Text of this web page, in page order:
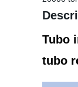
Tubo
tubo